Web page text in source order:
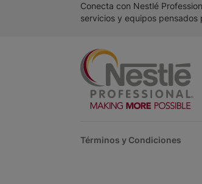
Conecta con Nestlé
servicios y equipos pensados
Footer
Términos y Condiciones